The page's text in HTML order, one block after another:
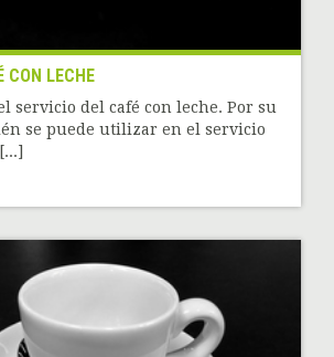
CON LECHE
servicio del café con leche. Por su
se puede utilizar en el servicio